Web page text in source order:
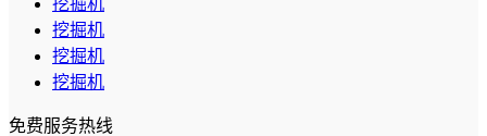
挖掘机
挖掘机
挖掘机
挖掘机
免费服务热线